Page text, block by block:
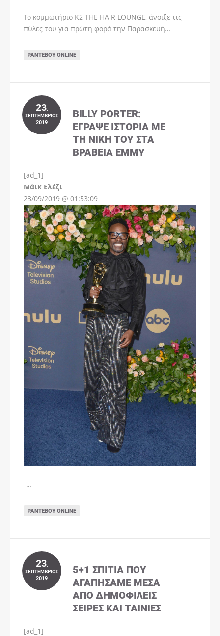
Το κομμωτήριο K2 THE HAIR LOUNGE, άνοιξε τις
πύλες του για πρώτη φορά την Παρασκευή…
ΡΑΝΤΕΒΟΎ ONLINE
23.
ΣΕΠΤΈΜΒΡΙΟΣ
2019
BILLY PORTER:
ΈΓΡΑΨΕ ΙΣΤΟΡΊΑ ΜΕ
ΤΗ ΝΊΚΗ ΤΟΥ ΣΤΑ
ΒΡΑΒΕΊΑ EMMY
[ad_1]
Μάικ ΕλέζιInstagram
23/09/2019 @ 01:53:09
…
ΡΑΝΤΕΒΟΎ ONLINE
23.
ΣΕΠΤΈΜΒΡΙΟΣ
2019
5+1 ΣΠΊΤΙΑ ΠΟΥ
ΑΓΑΠΉΣΑΜΕ ΜΈΣΑ
ΑΠΌ ΔΗΜΟΦΙΛΕΊΣ
ΣΕΙΡΈΣ ΚΑΙ ΤΑΙΝΊΕΣ
[ad_1]